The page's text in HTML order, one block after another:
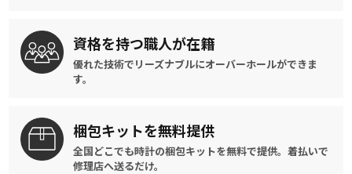
資格を持つ職人が在籍
優れた技術でリーズナブルにオーバーホールができま
す。
梱包キットを無料提供
全国どこでも時計の梱包キットを無料で提供。着払いで
修理店へ送るだけ。